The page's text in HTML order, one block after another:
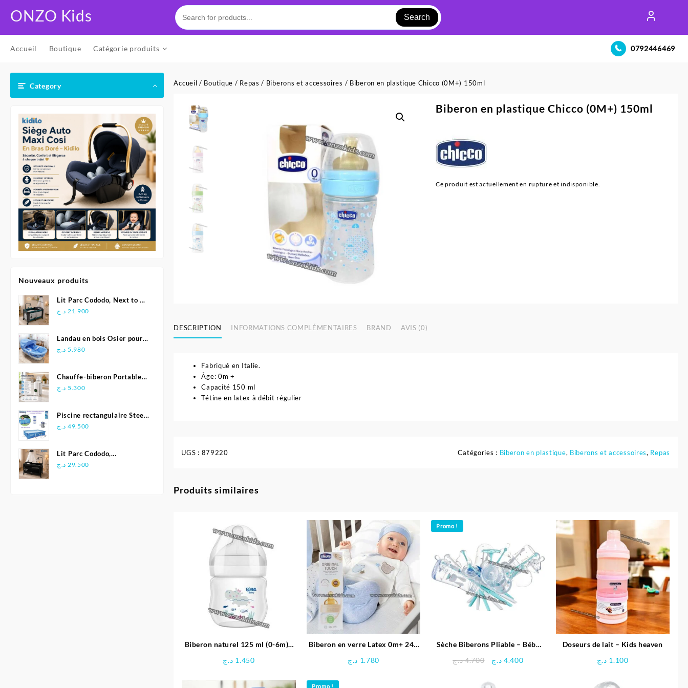
ONZO Kids Search
Accueil Boutique Catégorie produits 0792446469
Category
Nouveaux produits
Lit Parc Cododo, Next to Me
2en1 – Pingouin
21.900 د.ج
Landau en bois Osier pour
bébé5.980 د.ج
Chauffe-biberon Portable
pour Voyage
5.300 د.ج
Piscine rectangulaire Steel
Pro avec pompe de
49.500 د.ج
Lit Parc Cododo,
Multifonction - Kidilo
29.500 د.ج
Accueil / Boutique / Repas / Biberons et accessoires / Biberon en plastique Chicco (0M+) 150ml
Biberon en plastique Chicco (0M+) 150ml
Ce produit est actuellement en rupture et indisponible.
DESCRIPTION INFORMATIONS COMPLÉMENTAIRES BRAND AVIS (0)
Fabriqué en Italie.
Âge: 0m +
Capacité 150 ml
Tétine en latex à débit régulier
UGS : 879220 Catégories : Biberon en plastique, Biberons et accessoires, Repas
Produits similaires
Biberon naturel 125 ml (0-6m) -
1.450 د.ج
Biberon en verre Latex 0m+ 240
1.780 د.ج
Promo !
Sèche Biberons Pliable – Bébé
4.700 د.ج
Le
initial
4.400 د.ج
Le
Doseurs de lait – Kids heaven
1.100 د.ج
Promo !